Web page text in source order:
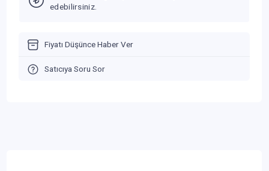
edebilirsiniz.
Fiyatı Düşünce Haber Ver
Satıcıya Soru Sor